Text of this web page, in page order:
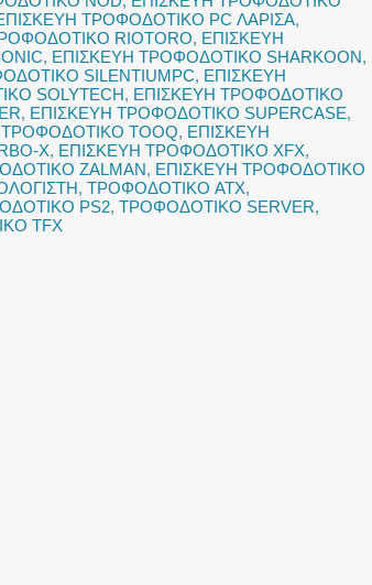
ΤΡΟΦΟΔΟΤΙΚΟ PC ΛΑΡΙΣΑ,
RIOTORO, ΕΠΙΣΚΕΥΗ
, ΕΠΙΣΚΕΥΗ ΤΡΟΦΟΔΟΤΙΚΟ SHARKOON,
SILENTIUMPC, ΕΠΙΣΚΕΥΗ
SOLYTECH, ΕΠΙΣΚΕΥΗ ΤΡΟΦΟΔΟΤΙΚΟ
, ΕΠΙΣΚΕΥΗ ΤΡΟΦΟΔΟΤΙΚΟ SUPERCASE,
TOOQ, ΕΠΙΣΚΕΥΗ
X, ΕΠΙΣΚΕΥΗ ΤΡΟΦΟΔΟΤΙΚΟ XFX,
ZALMAN, ΕΠΙΣΚΕΥΗ ΤΡΟΦΟΔΟΤΙΚΟ
, ΤΡΟΦΟΔΟΤΙΚΟ ATX,
PS2, ΤΡΟΦΟΔΟΤΙΚΟ SERVER,
TFX